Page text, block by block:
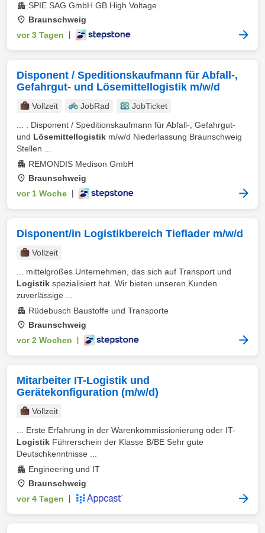
SPIE SAG GmbH GB High Voltage
Braunschweig
vor 3 Tagen
Disponent / Speditionskaufmann für Abfall-,
Gefahrgut- und Lösemittellogistik m/w/d
Vollzeit JobRad
JobTicket
... . Disponent / Speditionskaufmann für Abfall-, Gefahrgut-
und Lösemittellogistik m/w/d Niederlassung Braunschweig
Stellen ...
REMONDIS Medison GmbH
Braunschweig
vor 1 Woche
Disponent/in Logistikbereich Tieflader m/w/d
Vollzeit
... mittelgroßes Unternehmen, das sich auf Transport und
Logistik spezialisiert hat. Wir bieten unseren Kunden
zuverlässige ...
Rüdebusch Baustoffe und Transporte
Braunschweig
vor 2 Wochen
Mitarbeiter IT-Logistik und
Gerätekonfiguration (m/w/d)
Vollzeit
... Erste Erfahrung in der Warenkommissionierung oder IT-
Logistik Führerschein der Klasse B/BE Sehr gute
Deutschkenntnisse ...
Engineering und IT
Braunschweig
vor 4 Tagen